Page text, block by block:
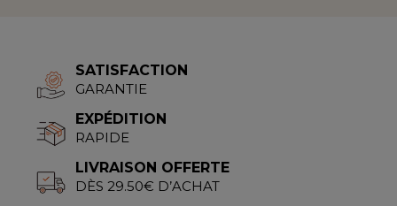
SATISFACTION
GARANTIE
EXPÉDITION
RAPIDE
LIVRAISON OFFERTE
DÈS 29.50€ D’ACHAT